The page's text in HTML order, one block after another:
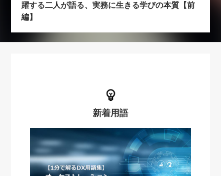
躍する二人が語る、実務に生きる学びの本質【前
編】
新着用語